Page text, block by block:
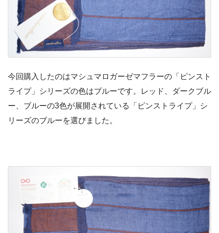
今回購入したのはマシュマロガーゼマフラーの「ピンスト
ライプ」シリーズの色はブルーです。レッド、ダークブル
ー、ブルーの3色が展開されている「ピンストライプ」シ
リーズのブルーを選びました。